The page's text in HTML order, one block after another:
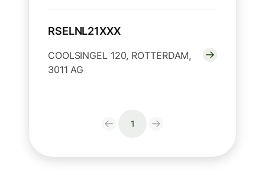
RSELNL21XXX
COOLSINGEL 120, ROTTERDAM,
3011 AG
1